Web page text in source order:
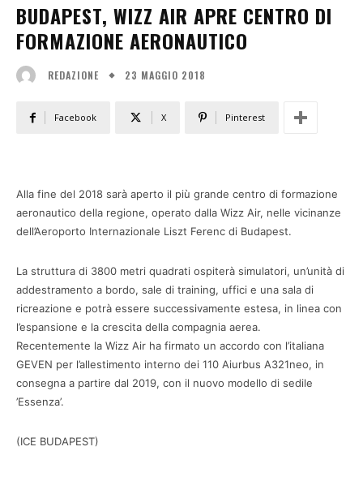
BUDAPEST, WIZZ AIR APRE CENTRO DI
FORMAZIONE AERONAUTICO
REDAZIONE 23 MAGGIO 2018
Facebook X Pinterest
Alla fine del 2018 sarà aperto il più grande centro di formazione
aeronautico della regione, operato dalla Wizz Air, nelle vicinanze
dell’Aeroporto Internazionale Liszt Ferenc di Budapest.
La struttura di 3800 metri quadrati ospiterà simulatori, un’unità di
addestramento a bordo, sale di training, uffici e una sala di
ricreazione e potrà essere successivamente estesa, in linea con
l’espansione e la crescita della compagnia aerea.
Recentemente la Wizz Air ha firmato un accordo con l’italiana
GEVEN per l’allestimento interno dei 110 Aiurbus A321neo, in
consegna a partire dal 2019, con il nuovo modello di sedile
’Essenza’.
(ICE BUDAPEST)